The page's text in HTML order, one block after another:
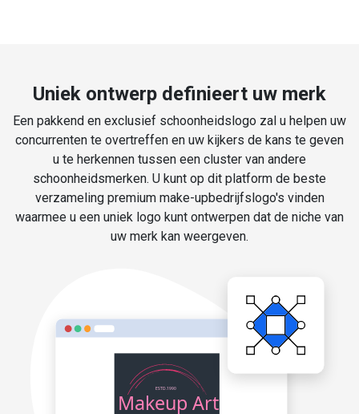
Uniek ontwerp definieert uw merk
Een pakkend en exclusief schoonheidslogo zal u helpen uw
concurrenten te overtreffen en uw kijkers de kans te geven
u te herkennen tussen een cluster van andere
schoonheidsmerken. U kunt op dit platform de beste
verzameling premium make-upbedrijfslogo's vinden
waarmee u een uniek logo kunt ontwerpen dat de niche van
uw merk kan weergeven.